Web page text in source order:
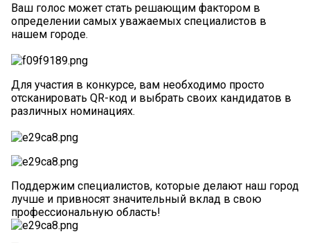
Ваш голос может стать решающим фактором в
определении самых уважаемых специалистов в
нашем городе.
Для участия в конкурсе, вам необходимо просто
отсканировать QR-код и выбрать своих кандидатов в
различных номинациях.
Поддержим специалистов, которые делают наш город
лучше и привносят значительный вклад в свою
профессиональную область!